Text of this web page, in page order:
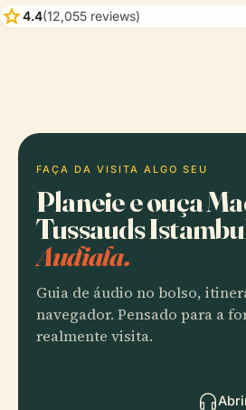
star4.4(12,055 reviews)
FAÇA DA VISITA ALGO SEU
Planeie e ouça
Tussauds
Audiala.
Guia de áudio no bolso,
navegador. Pensado para a
realmente visita.